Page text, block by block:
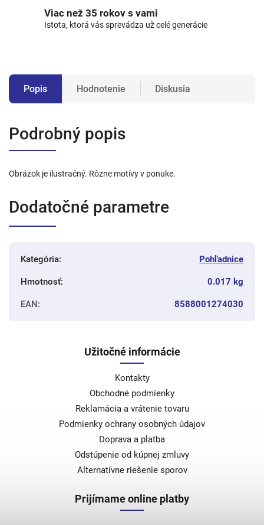
Viac než 35 rokov s vami
Istota, ktorá vás sprevádza už celé generácie
Popis Hodnotenie Diskusia
Podrobný popis
Obrázok je ilustračný. Rôzne motívy v ponuke.
Dodatočné parametre
Kategória: Pohľadnice
Hmotnosť: 0.017 kg
EAN: 8588001274030
Užitočné informácie
Kontakty
Obchodné podmienky
Reklamácia a vrátenie tovaru
Podmienky ochrany osobných údajov
Doprava a platba
Odstúpenie od kúpnej zmluvy
Alternatívne riešenie sporov
Prijímame online platby